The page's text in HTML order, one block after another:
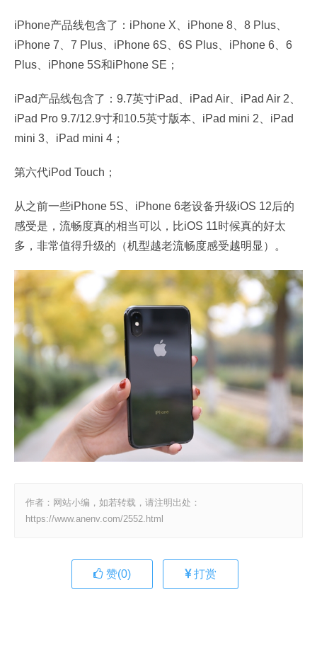
iPhone产品线包含了：iPhone X、iPhone 8、8 Plus、
iPhone 7、7 Plus、iPhone 6S、6S Plus、iPhone 6、6
Plus、iPhone 5S和iPhone SE；
iPad产品线包含了：9.7英寸iPad、iPad Air、iPad Air 2、
iPad Pro 9.7/12.9寸和10.5英寸版本、iPad mini 2、iPad
mini 3、iPad mini 4；
第六代iPod Touch；
从之前一些iPhone 5S、iPhone 6老设备升级iOS 12后的
感受是，流畅度真的相当可以，比iOS 11时候真的好太
多，非常值得升级的（机型越老流畅度感受越明显）。
作者：网站小编，如若转载，请注明出处：
https://www.anenv.com/2552.html
赞(0) 打赏